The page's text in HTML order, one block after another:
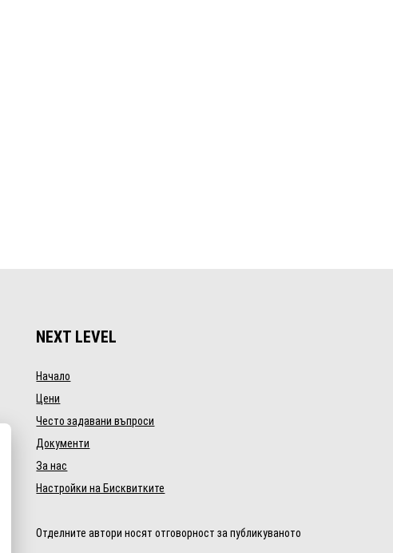
NEXT LEVEL
Начало
Цени
Често задавани въпроси
Документи
За нас
Настройки на Бисквитките
Отделните автори носят отговорност за публикуваното